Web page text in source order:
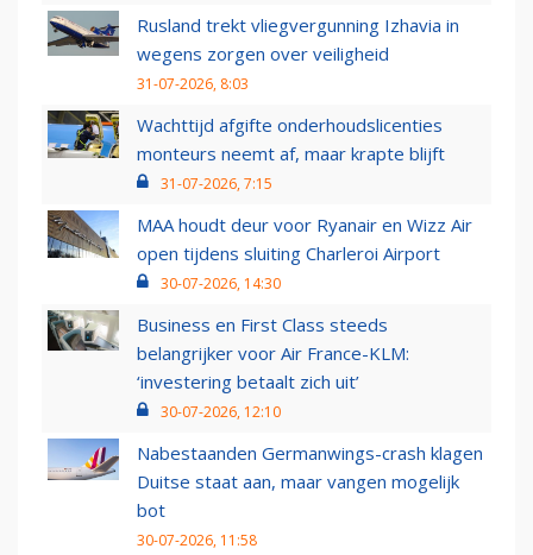
Rusland trekt vliegvergunning Izhavia in
wegens zorgen over veiligheid
31-07-2026, 8:03
Wachttijd afgifte onderhoudslicenties
monteurs neemt af, maar krapte blijft
31-07-2026, 7:15
MAA houdt deur voor Ryanair en Wizz Air
open tijdens sluiting Charleroi Airport
30-07-2026, 14:30
Business en First Class steeds
belangrijker voor Air France-KLM:
‘investering betaalt zich uit’
30-07-2026, 12:10
Nabestaanden Germanwings-crash klagen
Duitse staat aan, maar vangen mogelijk
bot
30-07-2026, 11:58